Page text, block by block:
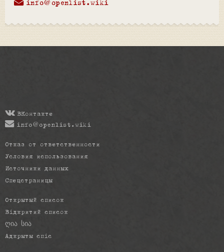
info@openlist.wiki
ВКонтакте
info@openlist.wiki
Отказ от ответственности
Условия использования
Источники данных
Спецстраницы
Открытый список
Відкритий список
ღია სია
Адкрыты спіс